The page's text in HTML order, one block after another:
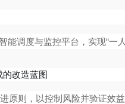
能调度与监控平台，实现“一
改造蓝图
原则，以控制风险并验证效益